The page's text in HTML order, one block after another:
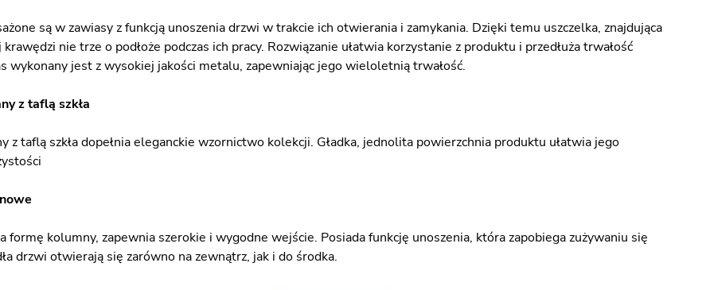
są w zawiasy z funkcją unoszenia drzwi w trakcie ich otwierania i zamykania. Dzięki temu uszczelka, znajdująca
nie trze o podłoże podczas ich pracy. Rozwiązanie ułatwia korzystanie z produktu i przedłuża trwałość
wykonany jest z wysokiej jakości metalu, zapewniając jego wieloletnią trwałość.
z taflą szkła
z taflą szkła dopełnia eleganckie wzornictwo kolekcji. Gładka, jednolita powierzchnia produktu ułatwia jego
formę kolumny, zapewnia szerokie i wygodne wejście. Posiada funkcję unoszenia, która zapobiega zużywaniu się
drzwi otwierają się zarówno na zewnątrz, jak i do środka.